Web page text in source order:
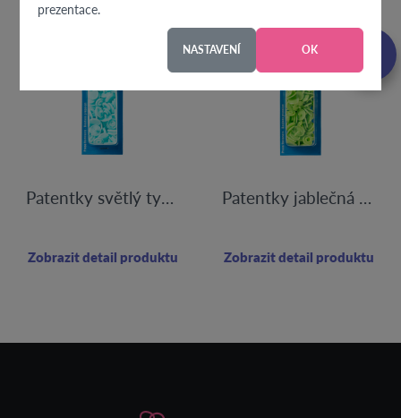
prezentace.
NASTAVENÍ OK
Patentky světlý tyrkys
Zobrazit detail produktu
Patentky jablečná zeleň
Zobrazit detail produktu